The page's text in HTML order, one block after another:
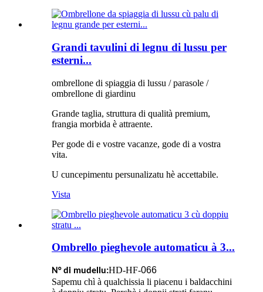
Grandi tavulini di legnu di lussu per
esterni...
ombrellone di spiaggia di lussu / parasole /
ombrellone di giardinu
Grande taglia, struttura di qualità premium,
frangia morbida è attraente.
Per gode di e vostre vacanze, gode di a vostra
vita.
U cuncepimentu persunalizatu hè accettabile.
Vista
Ombrello pieghevole automaticu à 3...
N° di mudellu:HD-HF-066
Sapemu chì à qualchissia li piacenu i baldacchini